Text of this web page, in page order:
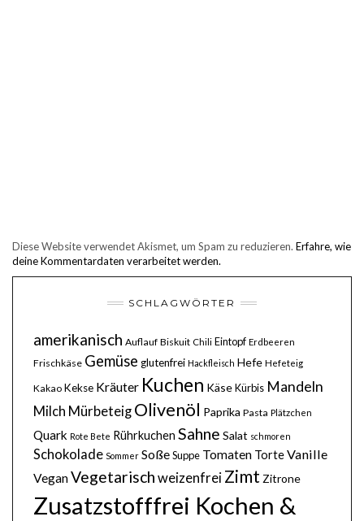
Diese Website verwendet Akismet, um Spam zu reduzieren. Erfahre, wie
deine Kommentardaten verarbeitet werden.
SCHLAGWÖRTER
amerikanisch Auflauf Biskuit Chili Eintopf Erdbeeren
Frischkäse Gemüse glutenfrei Hackfleisch Hefe Hefeteig
Kakao Kekse Kräuter Kuchen KäseKürbis Mandeln
Milch Mürbeteig Olivenöl Paprika Pasta Plätzchen
Quark Rote Bete Rührkuchen Sahne Salat schmoren
Schokolade Sommer SoßeSuppe Tomaten TorteVanille
VeganVegetarisch weizenfrei Zimt Zitrone
Zusatzstofffrei Kochen &